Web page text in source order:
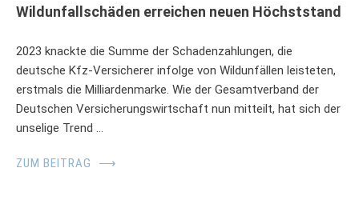
Wildunfallschäden erreichen neuen Höchststand
2023 knackte die Summe der Schadenzahlungen, die
deutsche Kfz-Versicherer infolge von Wildunfällen leisteten,
erstmals die Milliardenmarke. Wie der Gesamtverband der
Deutschen Versicherungswirtschaft nun mitteilt, hat sich der
unselige Trend …
ZUM BEITRAG ⟶